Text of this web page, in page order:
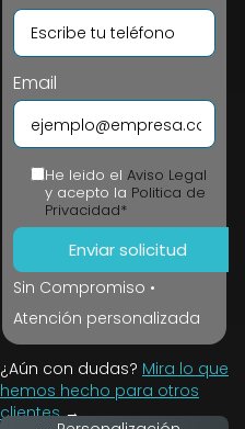
Email
He leido el Aviso Legal
y acepto la Politica de
Privacidad*
Sin Compromiso •
Atención personalizada
¿Aún con dudas? Mira lo que
hemos hecho para otros
clientes→